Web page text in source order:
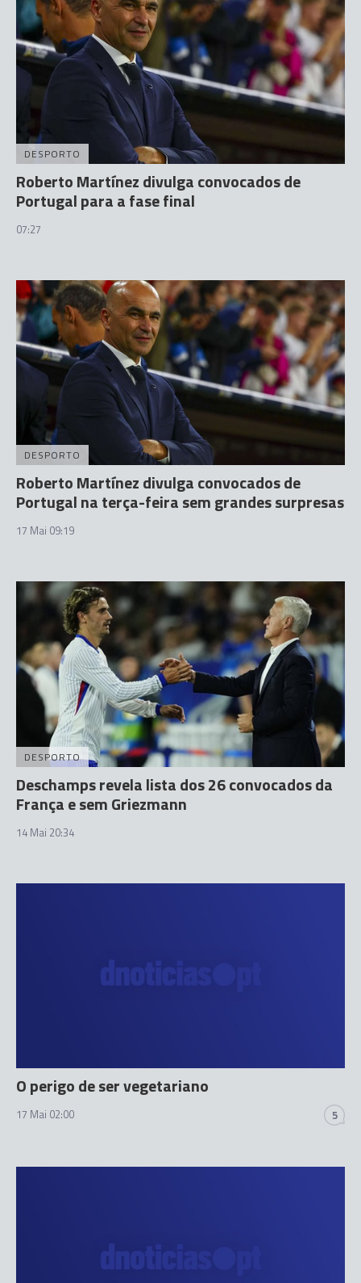
DESPORTO
Roberto Martínez divulga convocados de
Portugal para a fase final
07:27
DESPORTO
Roberto Martínez divulga convocados de
Portugal na terça-feira sem grandes surpresas
17 Mai 09:19
DESPORTO
Deschamps revela lista dos 26 convocados da
França e sem Griezmann
14 Mai 20:34
O perigo de ser vegetariano
17 Mai 02:00 5